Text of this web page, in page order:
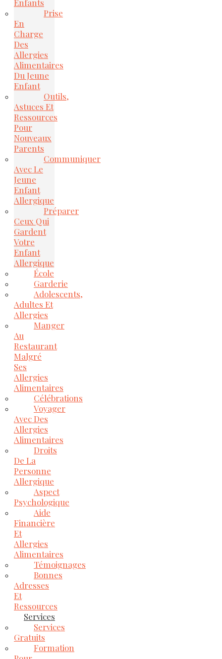
Enfants
Prise
En
Charge
Des
Allergies
Alimentaires
Du Jeune
Enfant
Outils,
Astuces Et
Ressources
Pour
Nouveaux
Parents
Communiquer
Avec Le
Jeune
Enfant
Allergique
Préparer
Ceux Qui
Gardent
Votre
Enfant
Allergique
École
Garderie
Adolescents,
Adultes Et
Allergies
Manger
Au
Restaurant
Malgré
Ses
Allergies
Alimentaires
Célébrations
Voyager
Avec Des
Allergies
Alimentaires
Droits
De La
Personne
Allergique
Aspect
Psychologique
Aide
Financière
Et
Allergies
Alimentaires
Témoignages
Bonnes
Adresses
Et
Ressources
Services
Services
Gratuits
Formation